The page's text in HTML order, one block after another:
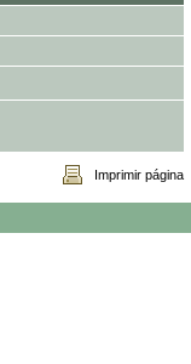
Imprimir página